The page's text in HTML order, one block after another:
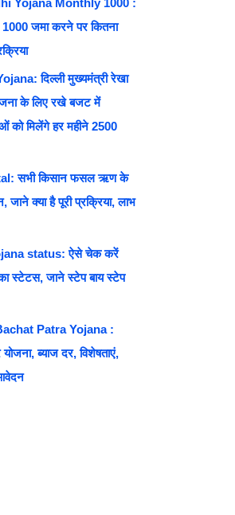
1000 जमा करने पर कितना
दिल्ली मुख्यमंत्री रेखा
के लिए रखे बजट में
को मिलेंगे हर महीने 2500
सभी किसान फसल ऋण के
क्या है पूरी प्रक्रिया, लाभ
status: ऐसे चेक करें
का स्टेटस, जाने स्टेप बाय स्टेप
Patra Yojana :
ब्याज दर, विशेषताएं,